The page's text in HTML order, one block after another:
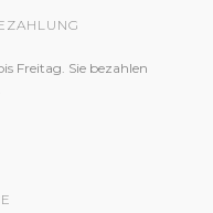
Freitag. Sie bezahlen